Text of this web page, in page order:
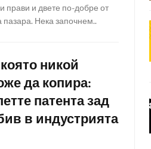
прави и двете по-добре от
пазара. Нека започнем..
никой
да копира:
патента зад
в индустрията